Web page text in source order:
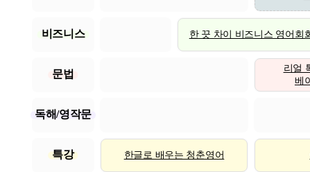
비즈니스 한 끗 차이 비즈니스 영어회
문법
리얼
베
독해/영작문
특강 한글로 배우는 청춘영어